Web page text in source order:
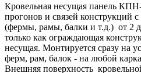
Кровельная несущая панель КПН-
прогонов и связей конструкций
(фермы, рамы, балки и т.д.) от 2
только как ограждающая
несущая. Монтируется сразу на
ферм, рам, балок - на любой
Внешняя поверхность